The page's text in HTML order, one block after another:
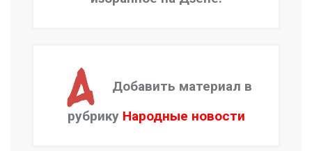
Добавить материал в
рубрику Народные новости